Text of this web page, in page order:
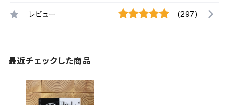
レビュー (297)
最近チェックした商品